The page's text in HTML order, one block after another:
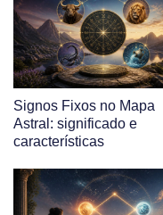
Signos Fixos no Mapa
Astral: significado e
características